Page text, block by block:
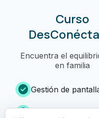
Curso
Encuentra el
en familia
check_circle Gestión de
check_circle